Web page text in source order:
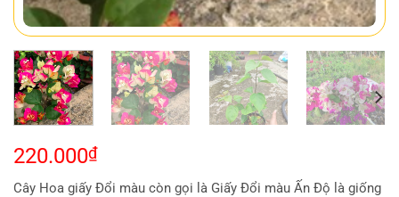
220.000₫
Cây Hoa giấy Đổi màu còn gọi là Giấy Đổi màu Ấn Độ là giống